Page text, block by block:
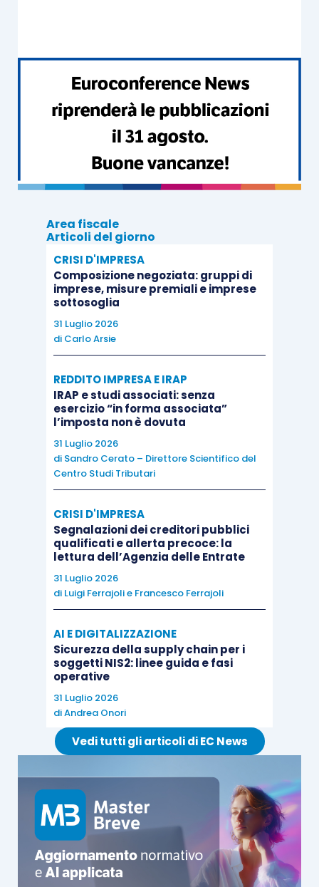
dall’esercizio 2024, i valori si intendono riallineati
e, quindi, non ha più senso, a parere di chi scrive,
compilare il quadro RV 2025(anche se sul punto
le istruzioni sono un po’ ambigue).
Discorso diverso per il riallineamento
dell’avviamento che rileva, ai fini
quello in cui è fatta l’opzione
discussa tesi sostenuta dalla circolare n.
28/E/2009); quindi opzione e versamento del
16% avvengono nel 2024, e il disallineamento
persisteanche nel 2024
nostro esempio, la sostitutiva del 16% andrà
indicata nellasezione VI B del modello redditi
2024e calcolata tenendo conto dei
ammortizzati già nel 2023; quindi non 500, bensì
473, mentre il quadro Rv registrerà un
disallineamento decrescente fino all’esercizio
2025, il che comporta, a parere di chi scrive, che
il quadro RV potrà non essere più compilato a far
d’imposta 2025.
Per completare il quadro delle ricadute
dichiarative del conferimento, va presa in esame
l’ipotesi che non vi sia un riallineamento dei valori
dato fiscale del ramo di azienda e quello civile
Tale disallineamento comporta lacompilazione
del quadro RV, compilazione che sarà dovuta fino
a quando il disallineamento non verrà meno o per
il completamento delprocesso di ammortamento
o per la cessione dei cespiti. In merito alla
istruzioni attuali richiedono la
stesura del quadro
per tutti i casi di differenza
tra valori civili e
valori fiscale, mentre nel passato si richiedeva la
compilazione solo quando ilvaloro civile fosse
più elevato di quello fiscale
. Quindi, oggi, il
Area fiscale
Articoli del giorno
CRISI D'IMPRESA
Composizione negoziata: gruppi di
imprese, misure premiali e imprese
sottosoglia
31 Luglio 2026
di Carlo Arsie
REDDITO IMPRESA E IRAP
IRAP e studi associati: senza
esercizio “in forma associata”
l’imposta non è dovuta
31 Luglio 2026
di Sandro Cerato – Direttore Scientifico del
Centro Studi Tributari
CRISI D'IMPRESA
Segnalazioni dei creditori pubblici
qualificati e allerta precoce: la
lettura dell’Agenzia delle Entrate
31 Luglio 2026
di Luigi Ferrajolie Francesco Ferrajoli
AI E DIGITALIZZAZIONE
Sicurezza della supply chain per i
soggetti NIS2: linee guida e fasi
operative
31 Luglio 2026
diAndrea Onori
Vedi tutti gli articoli di EC News